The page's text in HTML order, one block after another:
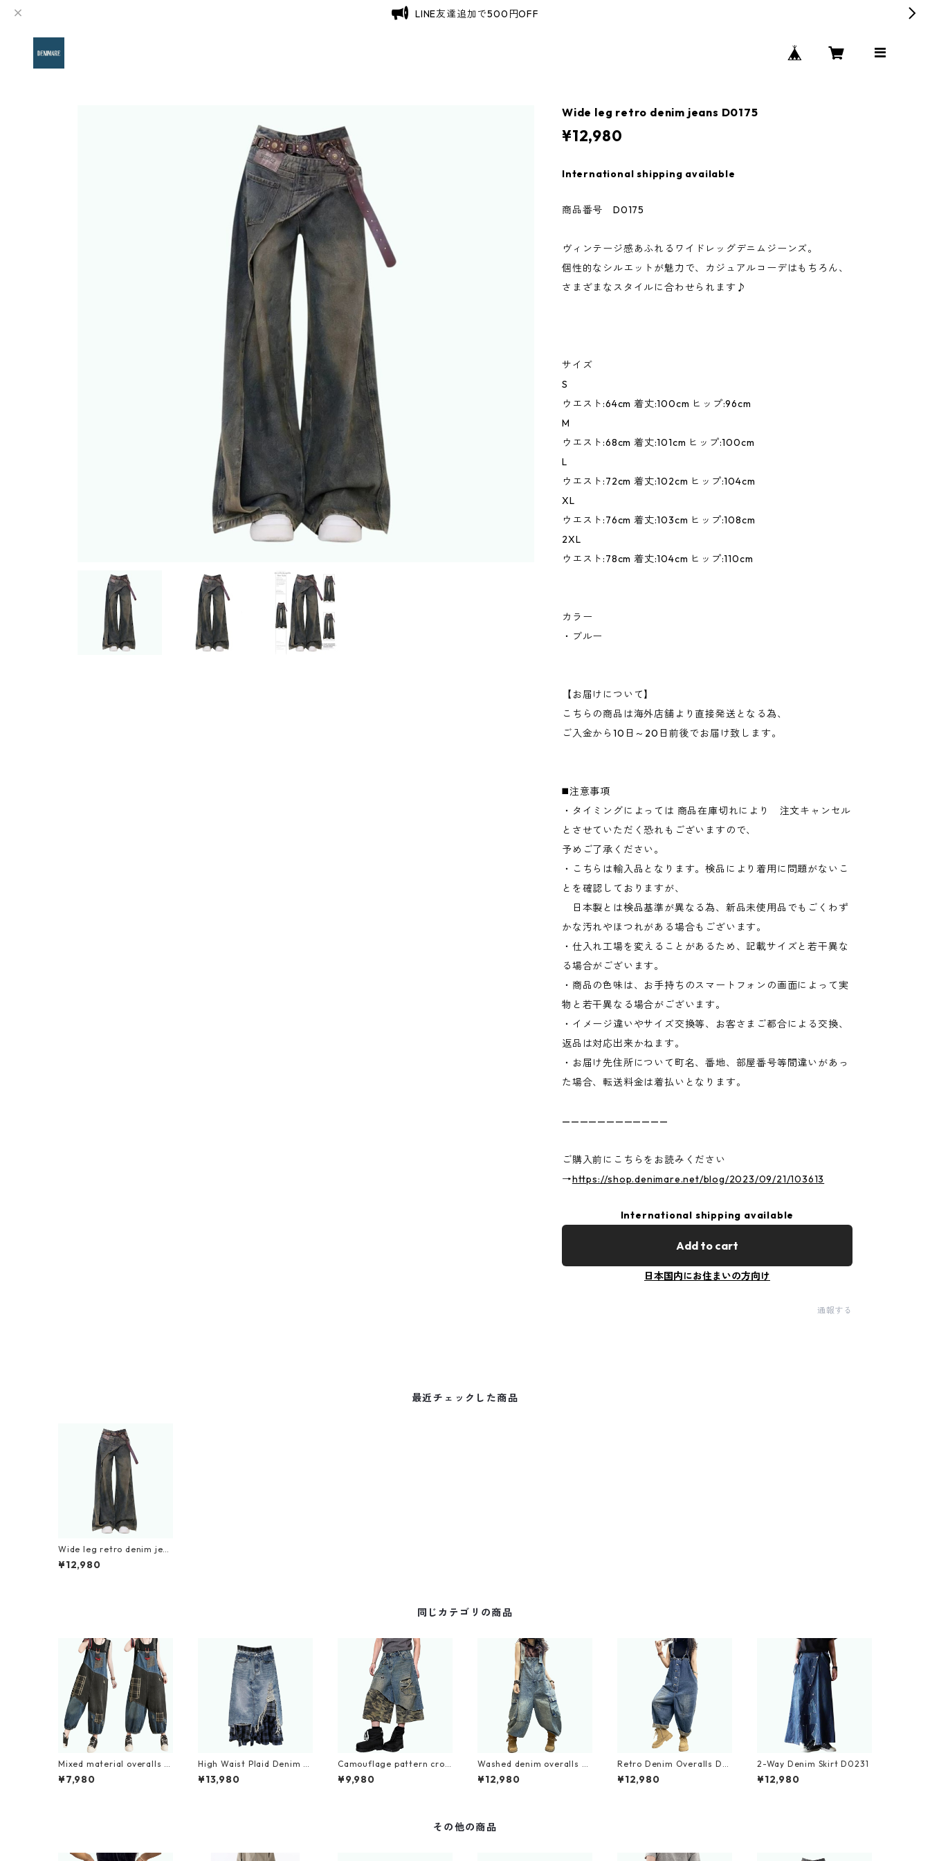
LINE友達追加で500円OFF
Wide leg retro denim jeans D0175
¥12,980
International shipping available
商品番号 D0175
ヴィンテージ感あふれるワイドレッグデニムジーンズ。
個性的なシルエットが魅力で、カジュアルコーデはもちろん、
さまざまなスタイルに合わせられます♪
サイズ
S
ウエスト:64cm 着丈:100cm ヒップ:96cm
M
ウエスト:68cm 着丈:101cm ヒップ:100cm
L
ウエスト:72cm 着丈:102cm ヒップ:104cm
XL
ウエスト:76cm 着丈:103cm ヒップ:108cm
2XL
ウエスト:78cm 着丈:104cm ヒップ:110cm
カラー
・ブルー
【お届けについて】
こちらの商品は海外店舗より直接発送となる為、
ご入金から10日～20日前後でお届け致します。
◼️注意事項
・タイミングによっては 商品在庫切れにより 注文キャンセル
とさせていただく恐れもございますので、
予めご了承ください。
・こちらは輸入品となります。検品により着用に問題がないこ
とを確認しておりますが、
日本製とは検品基準が異なる為、新品未使用品でもごくわず
かな汚れやほつれがある場合もございます。
・仕入れ工場を変えることがあるため、記載サイズと若干異な
る場合がございます。
・商品の色味は、お手持ちのスマートフォンの画面によって実
物と若干異なる場合がございます。
・イメージ違いやサイズ交換等、お客さまご都合による交換、
返品は対応出来かねます。
・お届け先住所について町名、番地、部屋番号等間違いがあっ
た場合、転送料金は着払いとなります。
————————————
ご購入前にこちらをお読みください
→https://shop.denimare.net/blog/2023/09/21/103613
International shipping available
Add to cart
日本国内にお住まいの方向け
通報する
最近チェックした商品
Wide leg retro denim jea
ns D0175
¥12,980
同じカテゴリの商品
Mixed material overalls D
0082
¥7,980
High Waist Plaid Denim Sk
irt D0056
¥13,980
Camouflage pattern crop
ped wide denim jeans D01
00
¥9,980
Washed denim overalls D
0234
¥12,980
Retro Denim Overalls D0
233
¥12,980
2-Way Denim Skirt D0231
¥12,980
その他の商品